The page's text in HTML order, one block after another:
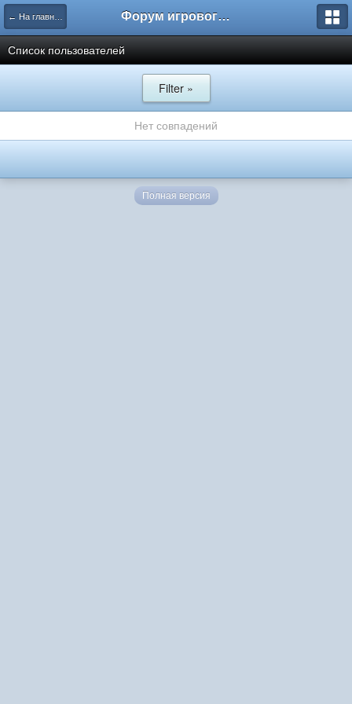
← На главную Форум игрового проекта Riverrise
Список пользователей
Filter »
Нет совпадений
Полная версия